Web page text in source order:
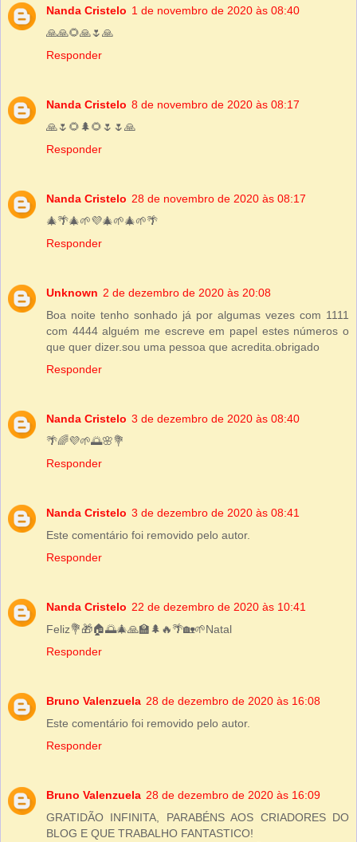
Nanda Cristelo 1 de novembro de 2020 às 08:40
🙏🙏🌻🙏🌷🙏
Responder
Nanda Cristelo 8 de novembro de 2020 às 08:17
🙏🌷🌻🌲🌻🌷🌷🙏
Responder
Nanda Cristelo 28 de novembro de 2020 às 08:17
🎄🌴🎄🌱💜🎄🌱🎄🌱🌴
Responder
Unknown 2 de dezembro de 2020 às 20:08
Boa noite tenho sonhado já por algumas vezes com 1111
com 4444 alguém me escreve em papel estes números o
que quer dizer.sou uma pessoa que acredita.obrigado
Responder
Nanda Cristelo 3 de dezembro de 2020 às 08:40
🌴🌈💜🌱🌅🌸💐
Responder
Nanda Cristelo 3 de dezembro de 2020 às 08:41
Este comentário foi removido pelo autor.
Responder
Nanda Cristelo 22 de dezembro de 2020 às 10:41
Feliz💐🎁🏠🌅🎄🙏🏫🌲🔥🌴🏡🌱Natal
Responder
Bruno Valenzuela 28 de dezembro de 2020 às 16:08
Este comentário foi removido pelo autor.
Responder
Bruno Valenzuela 28 de dezembro de 2020 às 16:09
GRATIDÃO INFINITA, PARABÉNS AOS CRIADORES DO
BLOG E QUE TRABALHO FANTASTICO!